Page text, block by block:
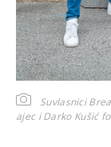
Suvlasnici
ajec i Darko Kušić